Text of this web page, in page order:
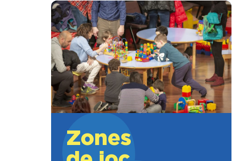
Zones